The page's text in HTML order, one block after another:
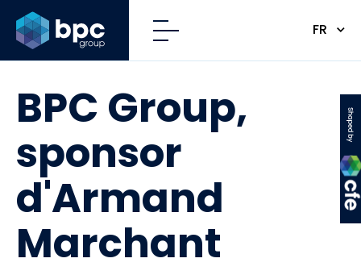
CFE
FR
BPC Group,
sponsor
d'Armand
Marchant